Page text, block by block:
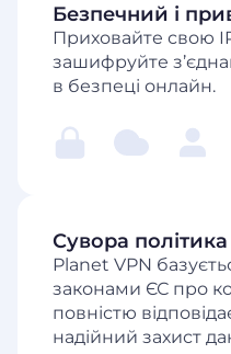
Безпечний і
Приховайте свою
зашифруйте
в безпеці онлайн.
Сувора політика
Planet VPN
законами ЄС про
повністю
надійний захист